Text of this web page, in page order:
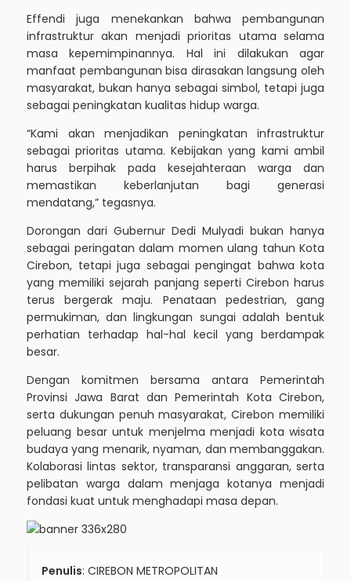
Effendi juga menekankan bahwa pembangunan
infrastruktur akan menjadi prioritas utama selama
masa kepemimpinannya. Hal ini dilakukan agar
manfaat pembangunan bisa dirasakan langsung oleh
masyarakat, bukan hanya sebagai simbol, tetapi juga
sebagai peningkatan kualitas hidup warga.
“Kami akan menjadikan peningkatan infrastruktur
sebagai prioritas utama. Kebijakan yang kami ambil
harus berpihak pada kesejahteraan warga dan
memastikan keberlanjutan bagi generasi
mendatang,” tegasnya.
Dorongan dari Gubernur Dedi Mulyadi bukan hanya
sebagai peringatan dalam momen ulang tahun Kota
Cirebon, tetapi juga sebagai pengingat bahwa kota
yang memiliki sejarah panjang seperti Cirebon harus
terus bergerak maju. Penataan pedestrian, gang
permukiman, dan lingkungan sungai adalah bentuk
perhatian terhadap hal-hal kecil yang berdampak
besar.
Dengan komitmen bersama antara Pemerintah
Provinsi Jawa Barat dan Pemerintah Kota Cirebon,
serta dukungan penuh masyarakat, Cirebon memiliki
peluang besar untuk menjelma menjadi kota wisata
budaya yang menarik, nyaman, dan membanggakan.
Kolaborasi lintas sektor, transparansi anggaran, serta
pelibatan warga dalam menjaga kotanya menjadi
fondasi kuat untuk menghadapi masa depan.
Penulis: CIREBON METROPOLITAN